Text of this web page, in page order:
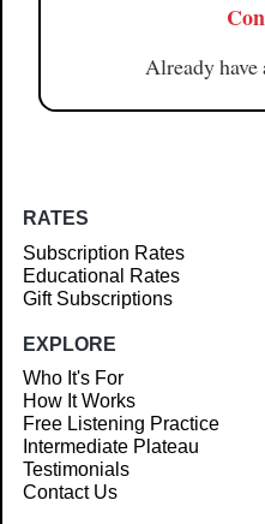
Already have
RATES
Subscription Rates
Educational Rates
Gift Subscriptions
EXPLORE
Who It's For
How It Works
Free Listening Practice
Intermediate Plateau
Testimonials
Contact Us